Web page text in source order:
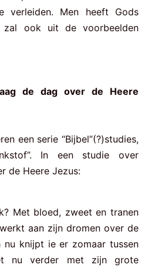
verleiden. Men heeft Gods
zal ook uit de voorbeelden
de dag over de Heere
een serie “Bijbel”(?)studies,
In een studie over
de Heere Jezus:
Met bloed, zweet en tranen
aan zijn dromen over de
nu knijpt ie er zomaar tussen
nu verder met zijn grote